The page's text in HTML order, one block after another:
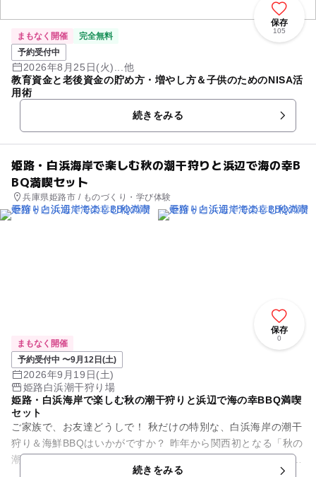
保存
105
まもなく開催
完全無料
予約受付中
2026年8月25日(火)...他
教育資金と老後資金の貯め方・増やし方＆子供のためのNISA活
用術
続きをみる
姫路・白浜海岸で楽しむ秋の潮干狩りと浜辺で海の幸B
BQ満喫セット
兵庫県姫路市 / ものづくり・学び体験
保存
0
まもなく開催
予約受付中 〜9月12日(土)
2026年9月19日(土)
姫路白浜潮干狩り場
姫路・白浜海岸で楽しむ秋の潮干狩りと浜辺で海の幸BBQ満喫
セット
ご家族で、お友達どうしで！ 秋だけの特別な、白浜海岸の潮干
狩り＆海鮮BBQはいかがですか？ 昨年から関西初となる「秋の
潮干狩り」が実施された姫路・白浜海岸。 そんな秋の白浜海岸
続きをみる